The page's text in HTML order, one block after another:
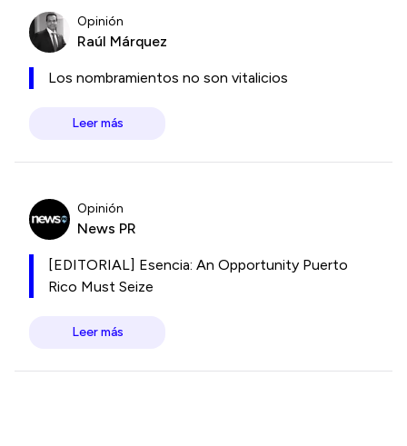
Opinión
Raúl Márquez
Los nombramientos no son vitalicios
Leer más
Opinión
News PR
[EDITORIAL] Esencia: An Opportunity Puerto
Rico Must Seize
Leer más